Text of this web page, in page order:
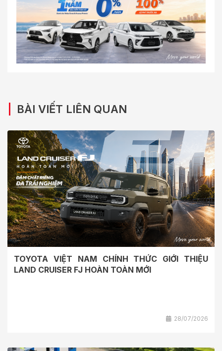
BÀI VIẾT LIÊN QUAN
TOYOTA VIỆT NAM CHÍNH THỨC GIỚI THIỆU
LAND CRUISER FJ HOÀN TOÀN MỚI
28/07/2026